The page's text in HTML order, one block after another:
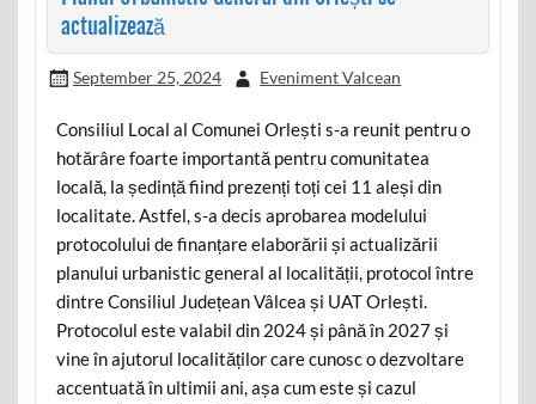
actualizează
September 25, 2024 Eveniment Valcean
Consiliul Local al Comunei Orlești s-a reunit pentru o
hotărâre foarte importantă pentru comunitatea
locală, la ședință fiind prezenți toți cei 11 aleși din
localitate. Astfel, s-a decis aprobarea modelului
protocolului de finanțare elaborării și actualizării
planului urbanistic general al localității, protocol între
dintre Consiliul Județean Vâlcea și UAT Orlești.
Protocolul este valabil din 2024 și până în 2027 și
vine în ajutorul localităților care cunosc o dezvoltare
accentuată în ultimii ani, așa cum este și cazul